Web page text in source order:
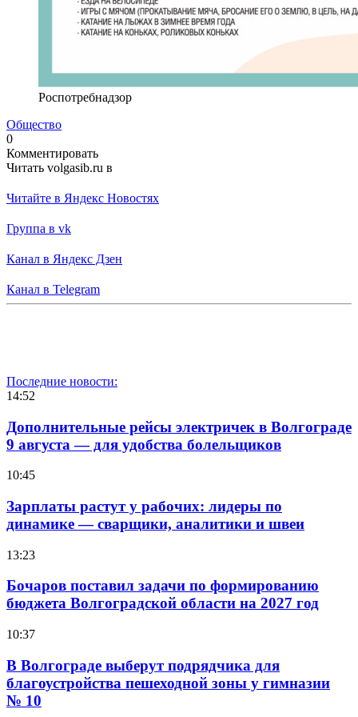
Роспотребнадзор
Общество
0
Комментировать
Читать volgasib.ru в
Читайте в Яндекс Новостях
Группа в vk
Канал в Яндекс Дзен
Канал в Telegram
Последние новости:
14:52
Дополнительные рейсы электричек в Волгограде
9 августа — для удобства болельщиков
10:45
Зарплаты растут у рабочих: лидеры по
динамике — сварщики, аналитики и швеи
13:23
Бочаров поставил задачи по формированию
бюджета Волгоградской области на 2027 год
10:37
В Волгограде выберут подрядчика для
благоустройства пешеходной зоны у гимназии
№ 10